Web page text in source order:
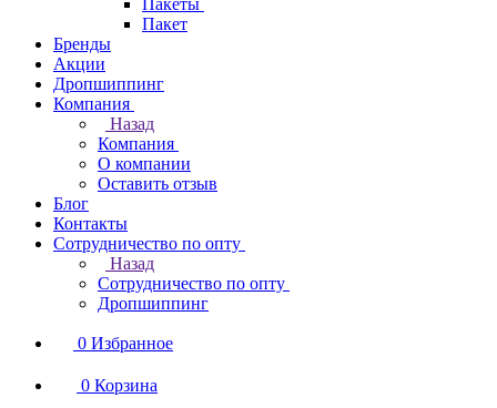
Пакеты
Пакет
Бренды
Акции
Дропшиппинг
Компания
Назад
Компания
О компании
Оставить отзыв
Блог
Контакты
Сотрудничество по опту
Назад
Сотрудничество по опту
Дропшиппинг
0 Избранное
0 Корзина